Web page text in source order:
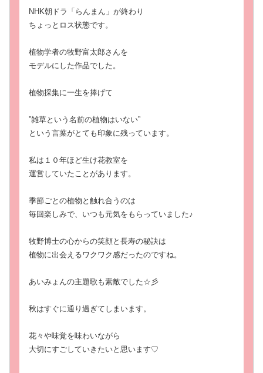
NHK朝ドラ「らんまん」が終わり
ちょっとロス状態です。
植物学者の牧野富太郎さんを
モデルにした作品でした。
植物採集に一生を捧げて
”雑草という名前の植物はいない”
という言葉がとても印象に残っています。
私は１０年ほど生け花教室を
運営していたことがあります。
季節ごとの植物と触れ合うのは
毎回楽しみで、いつも元気をもらっていました♪
牧野博士の心からの笑顔と長寿の秘訣は
植物に出会えるワクワク感だったのですね。
あいみょんの主題歌も素敵でした☆彡
秋はすぐに通り過ぎてしまいます。
花々や味覚を味わいながら
大切にすごしていきたいと思います♡